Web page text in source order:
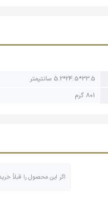
یک اسباب بازی بسیار سرگرم
باید یکی از کارت‌های تصویر
بین وجوه مکعب‌ها، وجه متناظر
بیاید.
است. ضمن آنکه قدرت تشخیص
آسان بوده و کودک نه تنها
33.5*24.5*5.2 سانتیمتر
801 گرم
اگر این محصول را قبلاً